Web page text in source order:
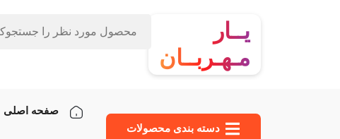
یــار
مـهـربــان
دسته‌ بندی محصولات
صفحه اصلی